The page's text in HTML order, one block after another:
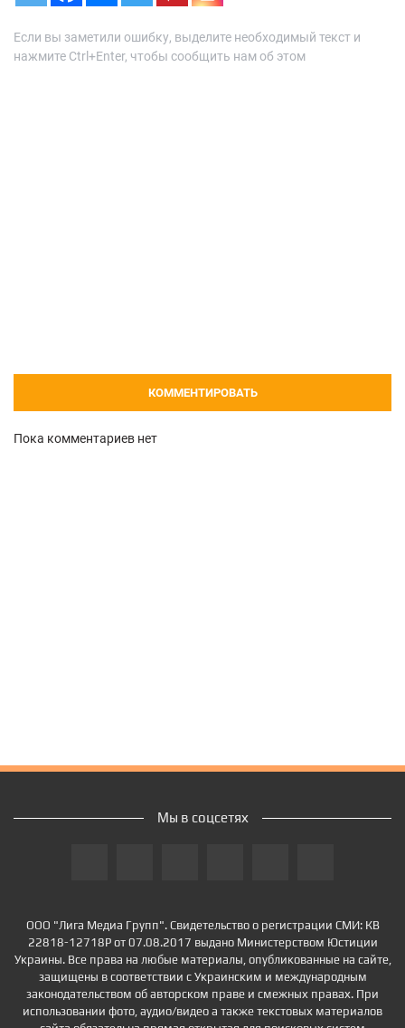
Если вы заметили ошибку, выделите необходимый текст и
нажмите Ctrl+Enter, чтобы сообщить нам об этом
КОММЕНТИРОВАТЬ
Пока комментариев нет
ООО "Лига Медиа Групп". Свидетельство о регистрации СМИ: КВ
22818-12718Р от 07.08.2017 выдано Министерством Юстиции
Украины. Все права на любые материалы, опубликованные на сайте,
защищены в соответствии с Украинским и международным
законодательством об авторском праве и смежных правах. При
использовании фото, аудио/видео а также текстовых материалов
Мы в соцсетях